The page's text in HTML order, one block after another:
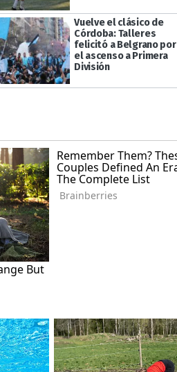
Vuelve el clásico de
Córdoba: Talleres
felicitó a Belgrano por
el ascenso a Primera
División